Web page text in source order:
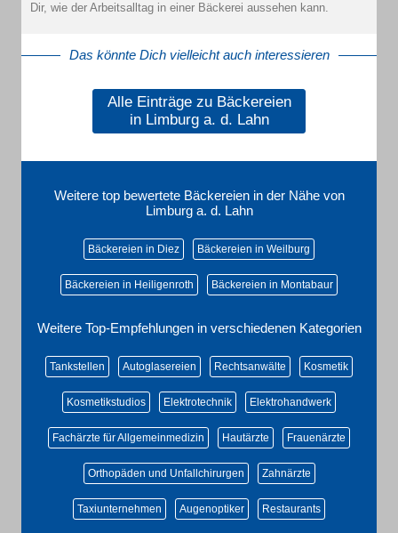
Dir, wie der Arbeitsalltag in einer Bäckerei aussehen kann.
Das könnte Dich vielleicht auch interessieren
Alle Einträge zu Bäckereien
in Limburg a. d. Lahn
Weitere top bewertete Bäckereien in der Nähe von
Limburg a. d. Lahn
Bäckereien in Diez Bäckereien in Weilburg
Bäckereien in Heiligenroth Bäckereien in Montabaur
Weitere Top-Empfehlungen in verschiedenen Kategorien
Tankstellen Autoglasereien Rechtsanwälte Kosmetik
Kosmetikstudios Elektrotechnik Elektrohandwerk
Fachärzte für Allgemeinmedizin Hautärzte Frauenärzte
Orthopäden und Unfallchirurgen Zahnärzte
Taxiunternehmen Augenoptiker Restaurants